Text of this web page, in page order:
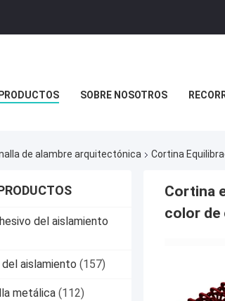
PRODUCTOS SOBRE NOSOTROS
de alambre arquitectónica Cortina
del aislamiento
aislamiento (157)
metálica (112)
Cortina
color de